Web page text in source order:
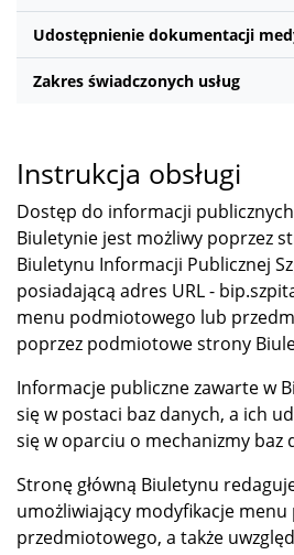
Udostępnienie dokumentacji
Zakres świadczonych usług
Instrukcja obsługi
Dostęp do informacji
Biuletynie jest możliwy poprzez
Biuletynu Informacji Publicznej
posiadającą adres URL -
menu podmiotowego lub
poprzez podmiotowe strony
Informacje publiczne zawarte w
się w postaci baz danych, a ich
się w oparciu o mechanizmy baz
Stronę główną Biuletynu
umożliwiający modyfikacje
przedmiotowego, a także